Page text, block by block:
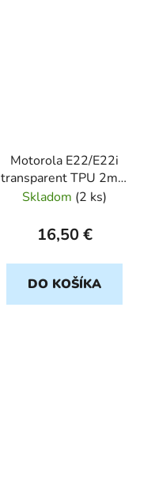
Motorola E22/E22i
transparent TPU 2mm
Tactical
Skladom (2 ks)
16,50 €
DO KOŠÍKA